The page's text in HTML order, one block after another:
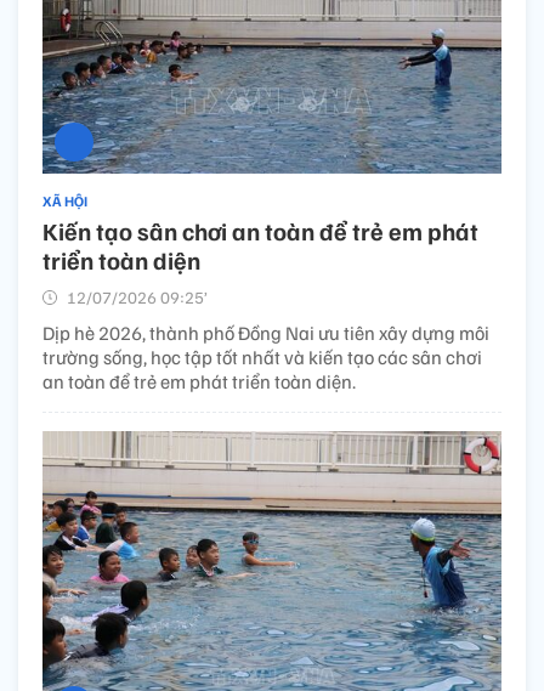
XÃ HỘI
Kiến tạo sân chơi an toàn để trẻ em phát
triển toàn diện
12/07/2026 09:25’
Dịp hè 2026, thành phố Đồng Nai ưu tiên xây dựng môi
trường sống, học tập tốt nhất và kiến tạo các sân chơi
an toàn để trẻ em phát triển toàn diện.